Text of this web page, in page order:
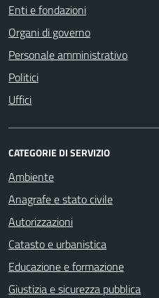
Enti e fondazioni
Organi di governo
Personale amministrativo
Politici
Uffici
CATEGORIE DI SERVIZIO
Ambiente
Anagrafe e stato civile
Autorizzazioni
Catasto e urbanistica
Educazione e formazione
Giustizia e sicurezza pubblica